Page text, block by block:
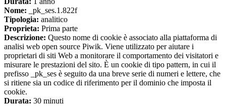
Nome: _pk_ses.1.822f
Tipologia: analitico
Proprieta: Prima parte
Descrizione: Questo nome di cookie è associato alla piattaforma di
analisi web open source Piwik. Viene utilizzato per aiutare i
proprietari di siti Web a monitorare il comportamento dei visitatori e
misurare le prestazioni del sito. È un cookie di tipo pattern, in cui il
prefisso _pk_ses è seguito da una breve serie di numeri e lettere, che
si ritiene sia un codice di riferimento per il dominio che imposta il
cookie.
Durata: 30 minuti